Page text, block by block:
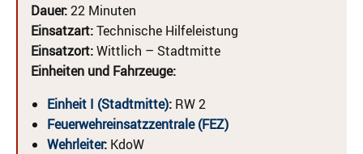
Dauer:22 Minuten
Einsatzart:Technische Hilfeleistung
Einsatzort:Wittlich – Stadtmitte
Einheiten und Fahrzeuge:
Einheit I (Stadtmitte): RW 2
Feuerwehreinsatzzentrale (FEZ)
Wehrleiter: KdoW